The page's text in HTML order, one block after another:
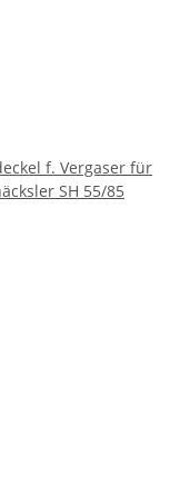
f. Vergaser für
SH 55/85